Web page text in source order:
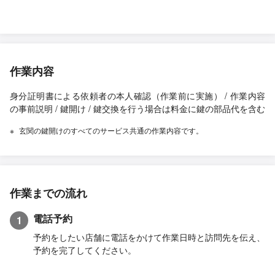
作業内容
身分証明書による依頼者の本人確認（作業前に実施） / 作業内容
の事前説明 / 鍵開け / 鍵交換を行う場合は料金に鍵の部品代を含む
玄関の鍵開けのすべてのサービス共通の作業内容です。
作業までの流れ
1 電話予約
予約をしたい店舗に電話をかけて作業日時と訪問先を伝え、
予約を完了してください。